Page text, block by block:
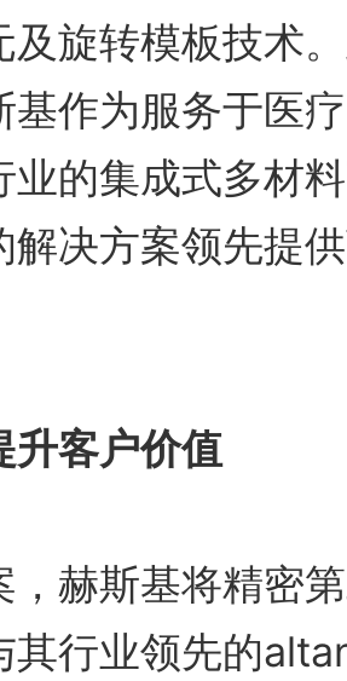
及旋转模板技术
作为服务于医
业的集成式多材
决方案领先提
升客户价值
赫斯基将精密第
其行业领先的